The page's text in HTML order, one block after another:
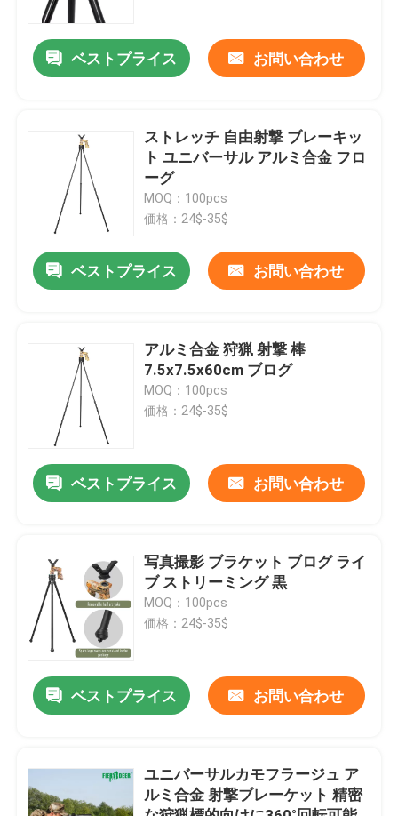
ビデオ
VRショー
会社案内
品質管理
お問い合わせ
狩猟のブランケット
ベストプライス お問い合わせ
ストレッチ 自由射撃 ブレーキッ
ト ユニバーサル アルミ合金 フロ
ーグ
MOQ：100pcs
価格：24$-35$
ベストプライス お問い合わせ
アルミ合金 狩猟 射撃 棒
7.5x7.5x60cm ブログ
MOQ：100pcs
価格：24$-35$
ベストプライス お問い合わせ
写真撮影 ブラケット ブログ ライ
ブ ストリーミング 黒
MOQ：100pcs
価格：24$-35$
ベストプライス お問い合わせ
ユニバーサルカモフラージュ ア
ルミ合金 射撃ブレーケット 精密